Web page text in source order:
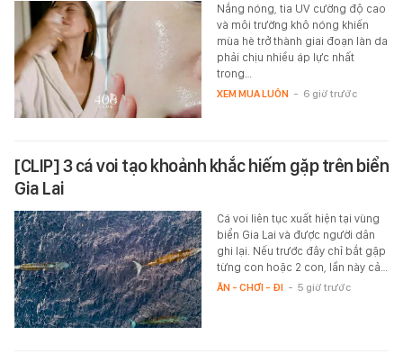
Nắng nóng, tia UV cường độ cao
và môi trường khô nóng khiến
mùa hè trở thành giai đoạn làn da
phải chịu nhiều áp lực nhất
trong…
XEM MUA LUÔN - 6 giờ trước
[CLIP] 3 cá voi tạo khoảnh khắc hiếm gặp trên biển
Gia Lai
Cá voi liên tục xuất hiện tại vùng
biển Gia Lai và được người dân
ghi lại. Nếu trước đây chỉ bắt gặp
từng con hoặc 2 con, lần này cả…
ĂN - CHƠI - ĐI - 5 giờ trước